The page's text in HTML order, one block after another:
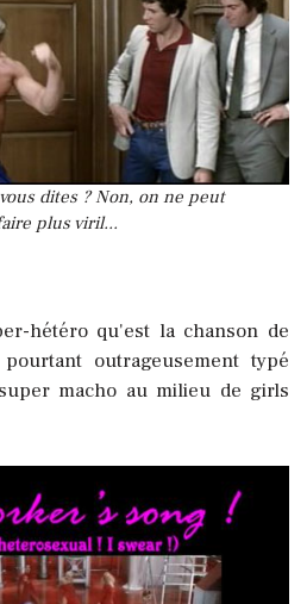
dites ? Non, on ne peut
plus viril...
hétéro qu'est la chanson de
outrageusement typé
macho au milieu de girls